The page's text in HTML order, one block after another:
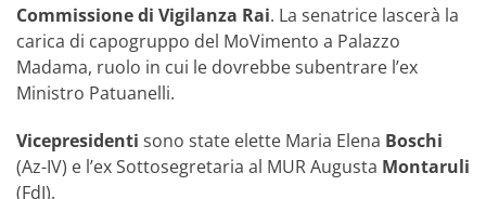
Commissione di Vigilanza Rai. La senatrice lascerà la
carica di capogruppo del MoVimento a Palazzo
Madama, ruolo in cui le dovrebbe subentrare l’ex
Ministro Patuanelli.
Vicepresidenti sono state elette Maria Elena Boschi
(Az-IV) e l’ex Sottosegretaria al MUR Augusta Montaruli
(FdI).